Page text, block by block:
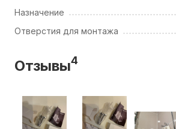
Назначение
Отверстия для монтажа
Отзывы4